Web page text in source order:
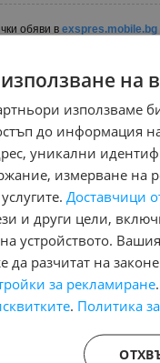
обяви в exspres.mobile.bg
местоположението на
на
използваме
до информация
уникални
измерване на
Доставчици
и други цели,
устройството.
да разчитат на
за рекламиране
. Политика